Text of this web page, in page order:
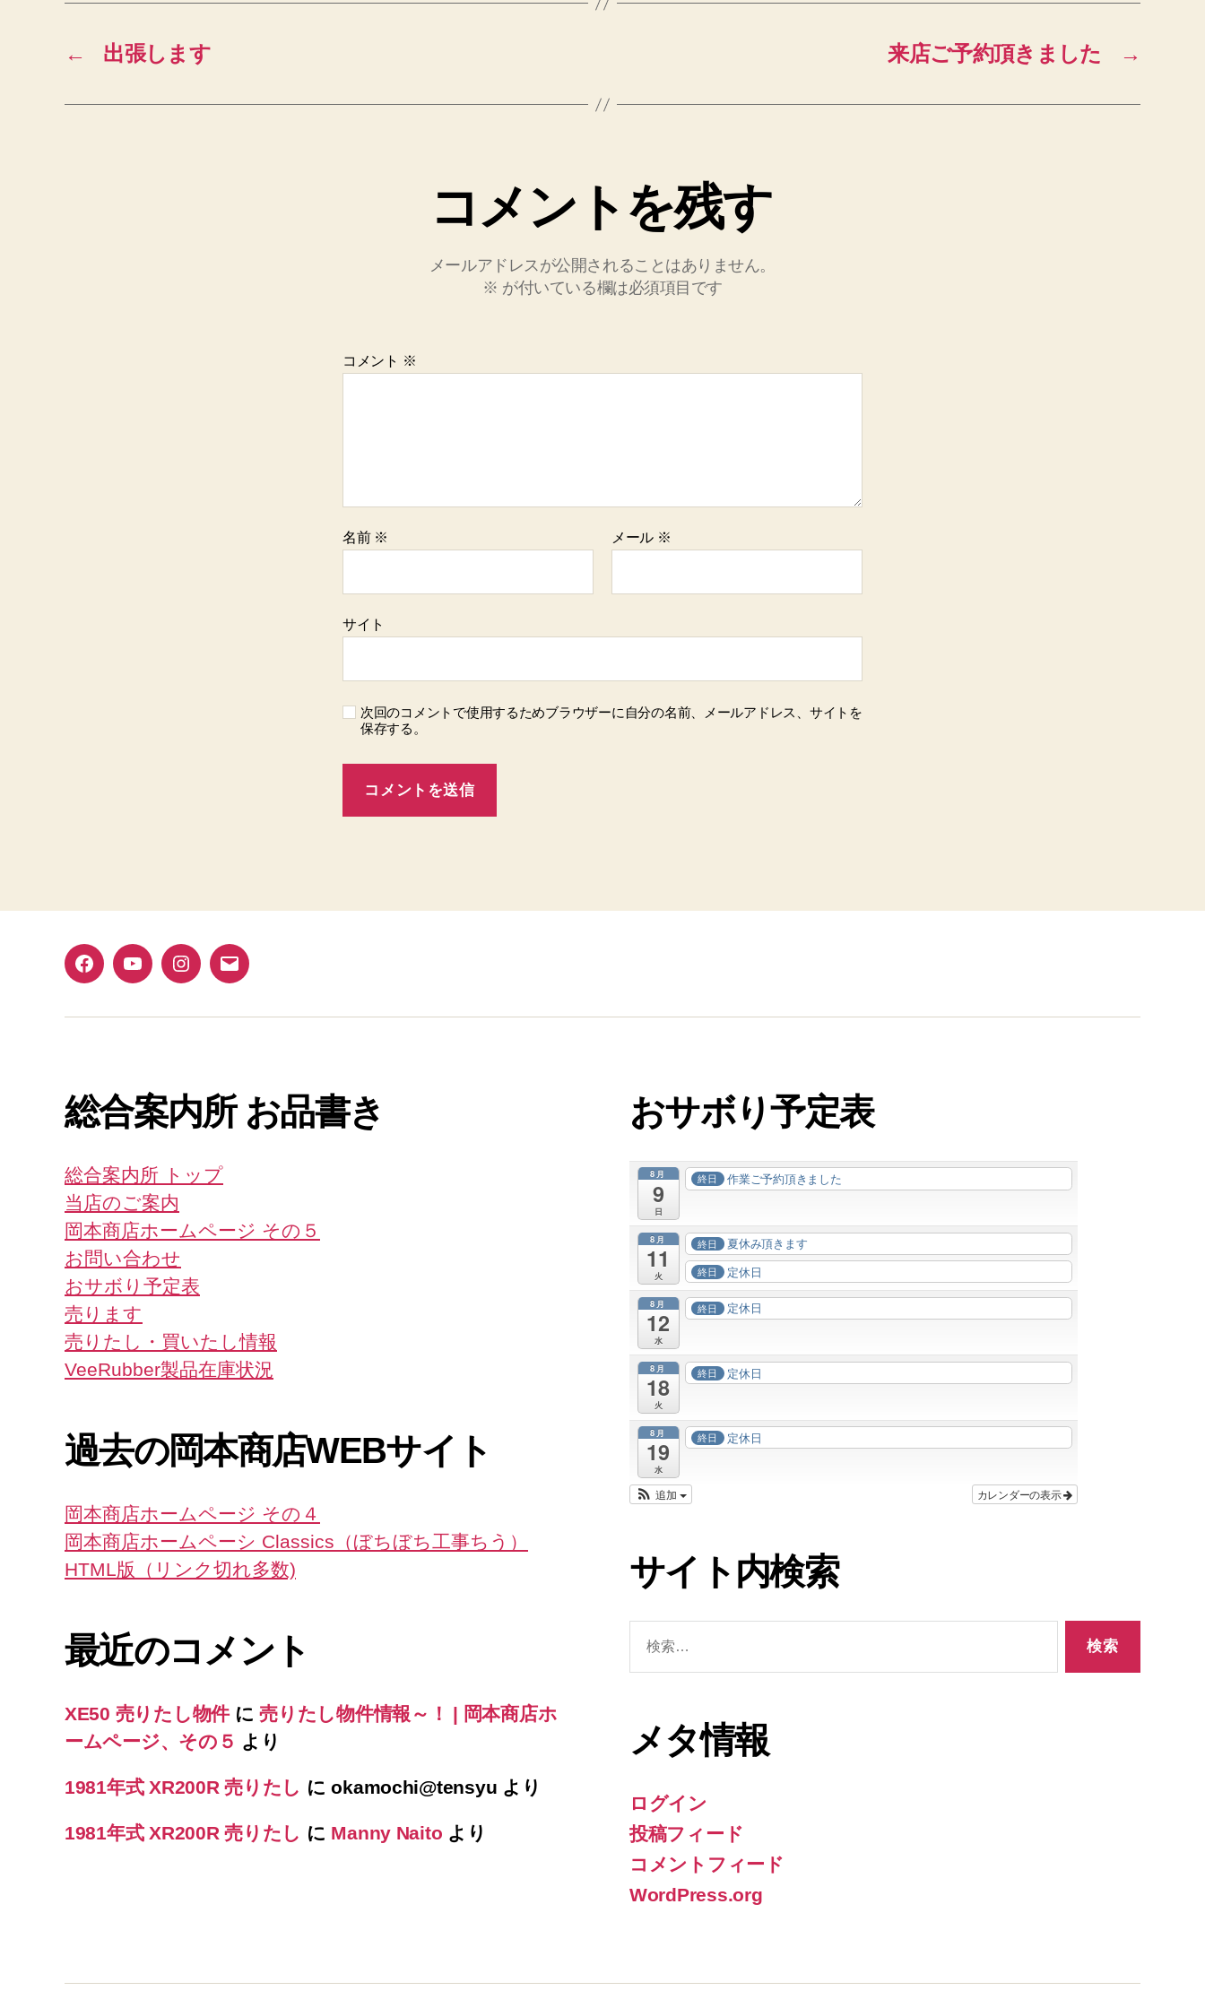
← 出張します →
来店ご予約頂きました
コメントを残す
メールアドレスが公開されることはありません。
※ が付いている欄は必須項目です
コメント ※
名前 ※ メール ※
サイト
次回のコメントで使用するためブラウザーに自分の名前、メールアドレス、サイトを
保存する。
FacebookYouTubeInstagram
メ
ル
総合案内所 お品書き
総合案内所 トップ
当店のご案内
岡本商店ホームページ その５
お問い合わせ
おサボり予定表
売ります
売りたし・買いたし情報
VeeRubber製品在庫状況
過去の岡本商店WEBサイト
岡本商店ホームページ その４
岡本商店ホームペーシ Classics（ぼちぼち工事ちう）
HTML版（リンク切れ多数)
最近のコメント
XE50 売りたし物件に売りたし物件情報～！ | 岡本商店ホ
ームページ、その５ より
1981年式 XR200R 売りたし にokamochi@tensyu より
1981年式 XR200R 売りたし に Manny Naito より
おサボり予定表
8月
9
日
終日 作業ご予約頂きました
8月
11
火
終日 夏休み頂きます
終日 定休日
8月
12
水
終日 定休日
8月
18
火
終日 定休日
8月
19
水
終日 定休日
カレンダーの表示
追加
サイト内検索
メタ情報
ログイン
投稿フィード
コメントフィード
WordPress.org